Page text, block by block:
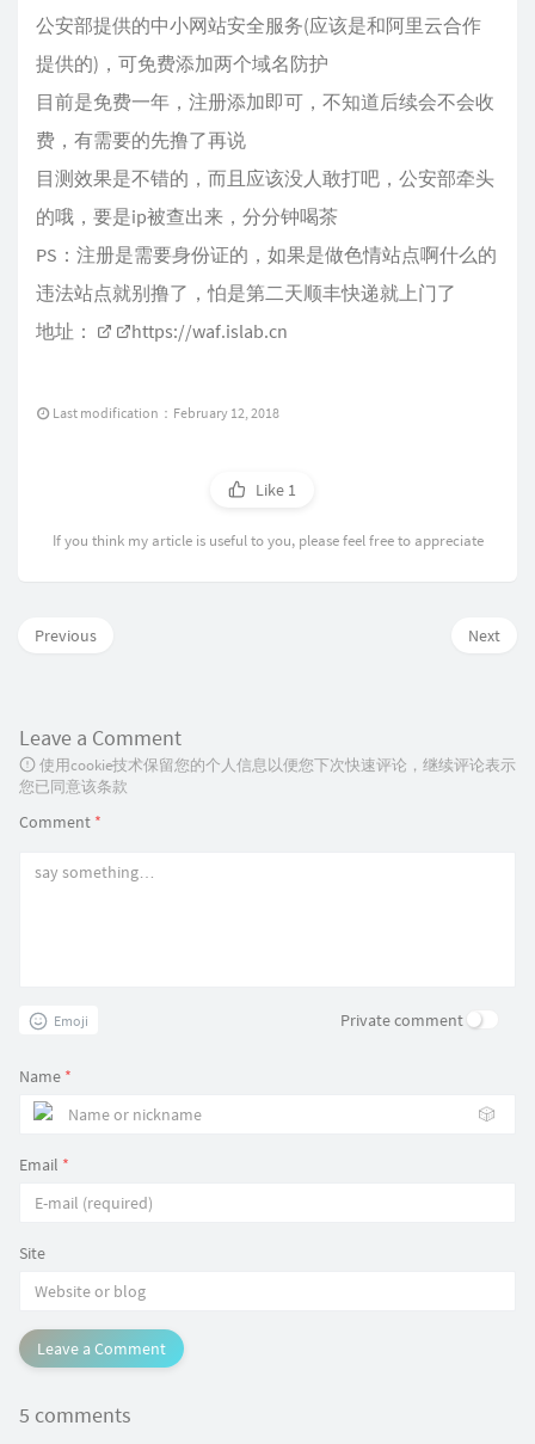
公安部提供的中小网站安全服务(应该是和阿里云合作
提供的)，可免费添加两个域名防护
目前是免费一年，注册添加即可，不知道后续会不会收
费，有需要的先撸了再说
目测效果是不错的，而且应该没人敢打吧，公安部牵头
的哦，要是ip被查出来，分分钟喝茶
PS：注册是需要身份证的，如果是做色情站点啊什么的
违法站点就别撸了，怕是第二天顺丰快递就上门了
地址：
https://waf.islab.cn
Last modification：February 12, 2018
Like 1
If you think my article is useful to you, please feel free to appreciate
Next
Previous
Leave a Comment
使用cookie技术保留您的个人信息以便您下次快速评论，继续评论表示
您已同意该条款
Comment *
Emoji Private comment
Name *
🎲
Email *
Site
Leave a Comment
5 comments